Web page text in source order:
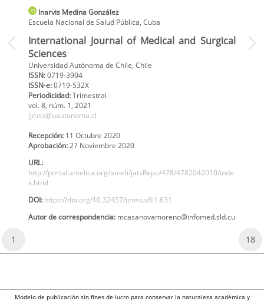
Inarvis Medina González
Escuela Nacional de Salud Pública, Cuba
International Journal of Medical and Surgical
Sciences
Universidad Autónoma de Chile, Chile
ISSN:0719-3904
ISSN-e:0719-532X
Periodicidad:Trimestral
vol. 8
, núm. 1, 2021
ijmss@uautonoma.cl
Recepción:
11 Octubre 2020
Aprobación:
27 Noviembre 2020
URL:
http://portal.amelica.org/ameli/jatsRepo/478/4782042010/inde
x.html
DOI: https://doi.org/10.32457/ijmss.v8i1.631
Autor de correspondencia: mcasanovamoreno@infomed.sld.cu
1 18
Modelo de publicación sin fines de lucro para conservar la naturaleza académica y